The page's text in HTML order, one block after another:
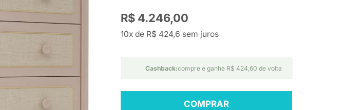
R$ 4.246,00
10x de R$ 424,6 sem juros
Cashback:compre e ganhe R$ 424,60 de volta
COMPRAR